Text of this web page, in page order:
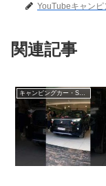
YouTubeキャン
関連記事